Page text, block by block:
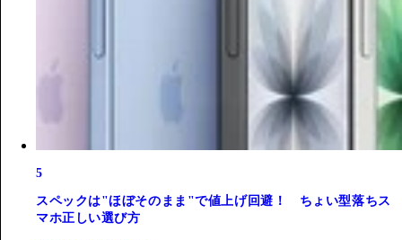
5
スペックは"ほぼそのまま"で値上げ回避！ ちょい型落ちス
マホ正しい選び方